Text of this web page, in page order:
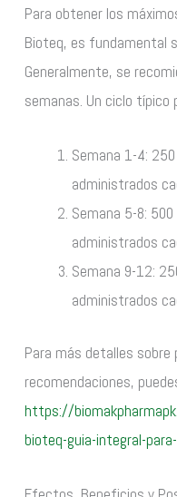
Para obtener los
Bioteq, es fundamental
Generalmente, se
semanas. Un ciclo típico
Semana 1-4:
administrados
Semana 5-8:
administrados
Semana 9-12:
administrados
Para más detalles
recomendaciones,
https://
bioteq-guia-integral-